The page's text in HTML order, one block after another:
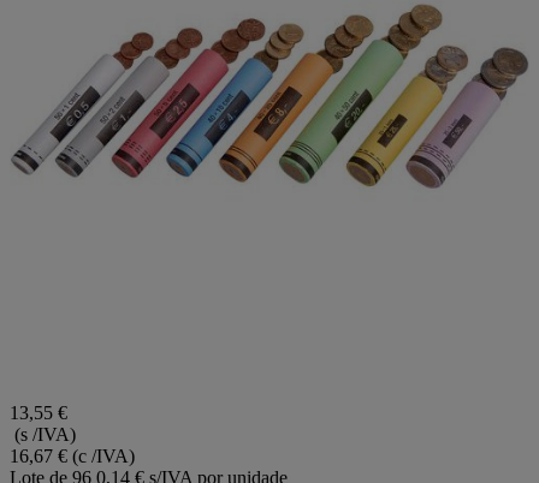
13,55 €
(s /IVA)
16,67 € (c /IVA)
Lote de 96 0,14 € s/IVA por unidade